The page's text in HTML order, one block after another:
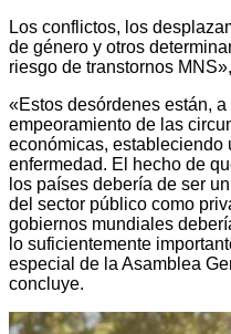
Los conflictos, los
de género y otros
riesgo de transtornos
«Estos desórdenes están,
empeoramiento de las
económicas, estableciendo
enfermedad. El hecho de
los países debería de ser
del sector público como
gobiernos mundiales
lo suficientemente
especial de la Asamblea
concluye.